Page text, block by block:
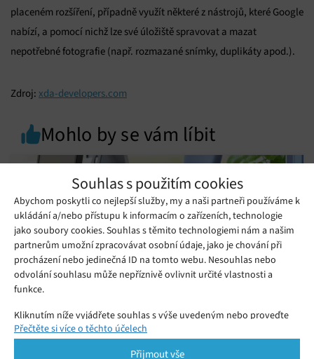
Souhlas s použitím cookies
Abychom poskytli co nejlepší služby, my a naši partneři používáme k
ukládání a/nebo přístupu k informacím o zařízeních, technologie
jako soubory cookies. Souhlas s těmito technologiemi nám a našim
partnerům umožní zpracovávat osobní údaje, jako je chování při
procházení nebo jedinečná ID na tomto webu. Nesouhlas nebo
odvolání souhlasu může nepříznivě ovlivnit určité vlastnosti a
funkce.
Kliknutím níže vyjádřete souhlas s výše uvedeným nebo proveďte
podrobnější rozhodnutí. Vaše volby budou použity pouze na tomto
Přečtěte si více o těchto účelech
Přijmout vše
placeném rozšíření, případně využít některé z nástrojů, které Google
nabízí, a pomocí nichž lze své úložiště spravovat a mazat
nepotřebné fotografie (např. rozmazané snímky, duplikáty apod.).
Zdroj: xda-developers.com
Mohlo by se vám líbit
Epson EcoTank L3366 A4: Zapomeňte na